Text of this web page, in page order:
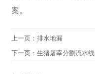
案。
上一页： 排水地漏
下一页： 生猪屠宰分割流水线